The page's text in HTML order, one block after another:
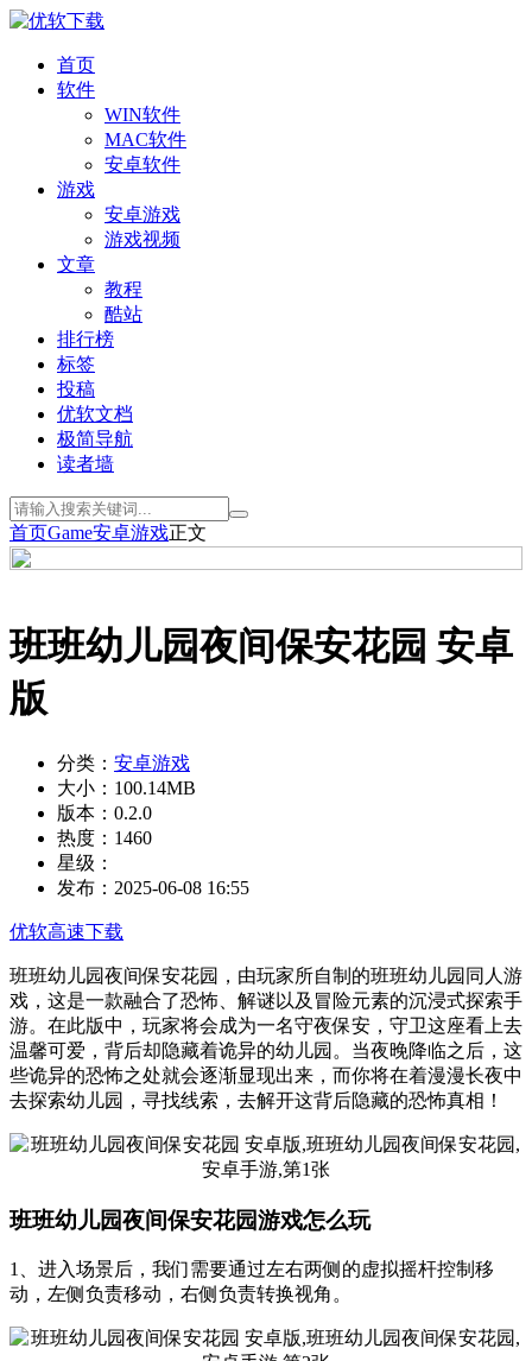
首页
软件
WIN软件
MAC软件
安卓软件
游戏
安卓游戏
游戏视频
文章
教程
酷站
排行榜
标签
投稿
优软文档
极简导航
读者墙
首页Game安卓游戏正文
班班幼儿园夜间保安花园 安卓
版
分类： 安卓游戏
大小： 100.14MB
版本： 0.2.0
热度： 1460
星级：
发布： 2025-06-08 16:55
优软高速下载
班班幼儿园夜间保安花园，由玩家所自制的班班幼儿园同人游
戏，这是一款融合了恐怖、解谜以及冒险元素的沉浸式探索手
游。在此版中，玩家将会成为一名守夜保安，守卫这座看上去
温馨可爱，背后却隐藏着诡异的幼儿园。当夜晚降临之后，这
些诡异的恐怖之处就会逐渐显现出来，而你将在着漫漫长夜中
去探索幼儿园，寻找线索，去解开这背后隐藏的恐怖真相！
班班幼儿园夜间保安花园游戏怎么玩
1、进入场景后，我们需要通过左右两侧的虚拟摇杆控制移
动，左侧负责移动，右侧负责转换视角。